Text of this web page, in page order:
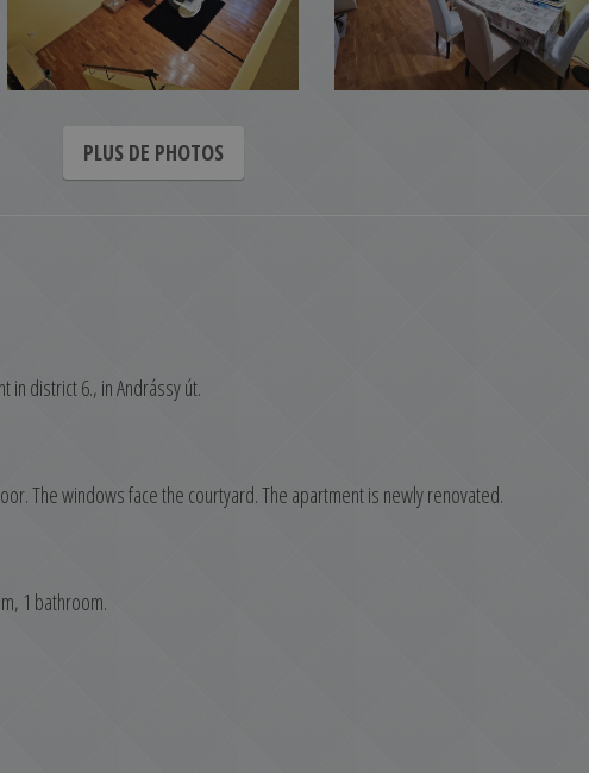
PLUS DE PHOTOS
district 6., in Andrássy út.
The windows face the courtyard. The apartment is newly renovated.
1 bathroom.